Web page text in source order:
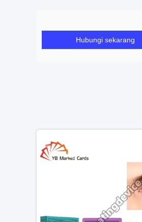
Hubungi sekarang